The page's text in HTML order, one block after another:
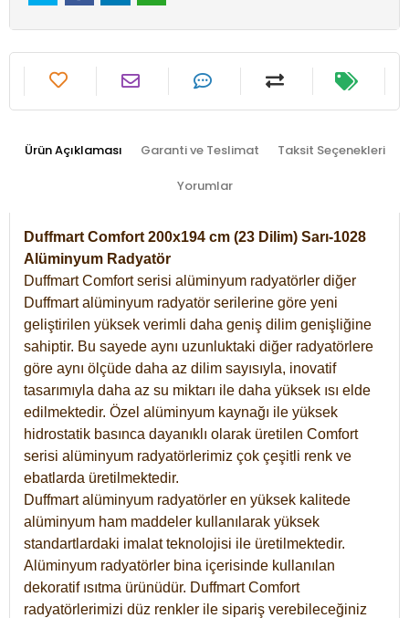
Ürün Açıklaması Garanti ve Teslimat Taksit Seçenekleri
Yorumlar
Duffmart Comfort 200x194 cm (23 Dilim) Sarı-1028
Alüminyum Radyatör
Duffmart Comfort serisi alüminyum radyatörler diğer
Duffmart alüminyum radyatör serilerine göre yeni
geliştirilen yüksek verimli daha geniş dilim genişliğine
sahiptir. Bu sayede aynı uzunluktaki diğer radyatörlere
göre aynı ölçüde daha az dilim sayısıyla, inovatif
tasarımıyla daha az su miktarı ile daha yüksek ısı elde
edilmektedir. Özel alüminyum kaynağı ile yüksek
hidrostatik basınca dayanıklı olarak üretilen Comfort
serisi alüminyum radyatörlerimiz çok çeşitli renk ve
ebatlarda üretilmektedir.
Duffmart alüminyum radyatörler en yüksek kalitede
alüminyum ham maddeler kullanılarak yüksek
standartlardaki imalat teknolojisi ile üretilmektedir.
Alüminyum radyatörler bina içerisinde kullanılan
dekoratif ısıtma ürünüdür. Duffmart Comfort
radyatörlerimizi düz renkler ile sipariş verebileceğiniz